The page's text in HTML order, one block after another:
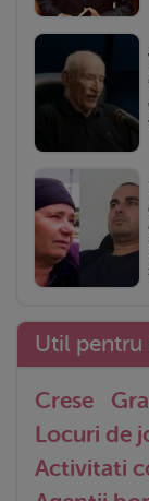
Util
Crese
Locuri de
Activitati